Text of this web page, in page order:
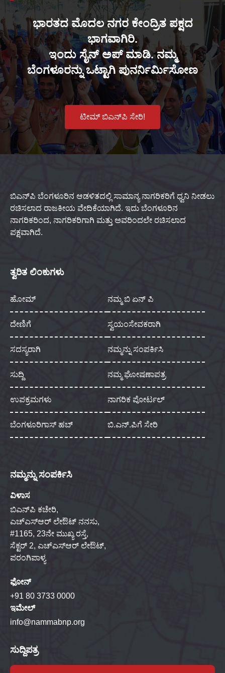
ಭಾರತದ ಮೊದಲ ನಗರ ಕೇಂದ್ರಿತ ಪಕ್ಷದ
ಭಾಗವಾಗಿರಿ.
ಇಂದು ಸೈನ್ ಅಪ್ ಮಾಡಿ. ನಮ್ಮ
ಬೆಂಗಳೂರನ್ನು ಒಟ್ಟಾಗಿ ಪುನರ್ನಿರ್ಮಿಸೋಣ
ಟೀಮ್ ಬಿಎನ್‌ಪಿ ಸೇರಿ!
ಬಿಎನ್‌ಪಿ ಬೆಂಗಳೂರಿನ ಆಡಳಿತದಲ್ಲಿ ಸಾಮಾನ್ಯ ನಾಗರಿಕರಿಗೆ ಧ್ವನಿ ನೀಡಲು
ರಚಿಸಲಾದ ರಾಜಕೀಯ ವೇದಿಕೆಯಾಗಿದೆ. ಇದು ಬೆಂಗಳೂರಿನ
ನಾಗರಿಕರಿಂದ, ನಾಗರಿಕರಿಗಾಗಿ ಮತ್ತು ಅವರಿಂದಲೇ ರಚಿಸಲಾದ
ಪಕ್ಷವಾಗಿದೆ.
ತ್ವರಿತ ಲಿಂಕುಗಳು
ಹೋಮ್ ನಮ್ಮ ಬಿ ಏನ್ ಪಿ
ದೇಣಿಗೆ ಸ್ವಯಂಸೇವಕರಾಗಿ
ಸದಸ್ಯರಾಗಿ ನಮ್ಮನ್ನು ಸಂಪರ್ಕಿಸಿ
ಸುದ್ದಿ ನಮ್ಮ ಘೋಷಣಾಪತ್ರ
ಉಪಕ್ರಮಗಳು ನಾಗರಿಕ ಪೋರ್ಟಲ್
ಬೆಂಗಳೂರಿಗಾಸ್ ಹಬ್ ಬಿ.ಎನ್.ಪಿಗೆ ಸೇರಿ
ನಮ್ಮನ್ನು ಸಂಪರ್ಕಿಸಿ
ವಿಳಾಸ
ಬಿಎನ್‌ಪಿ ಕಚೇರಿ,
ಎಚ್‌ಎಸ್‌ಆರ್ ಲೇಔಟ್ ನನಸು,
#1165, 23ನೇ ಮುಖ್ಯ ರಸ್ತೆ,
ಸೆಕ್ಟರ್ 2, ಎಚ್‌ಎಸ್‌ಆರ್ ಲೇಔಟ್,
ಪರಂಗಿಪಾಳ್ಯ
ಫೋನ್
+91 80 3733 0000
ಇಮೇಲ್
info@nammabnp.org
ಸುದ್ದಿಪತ್ರ